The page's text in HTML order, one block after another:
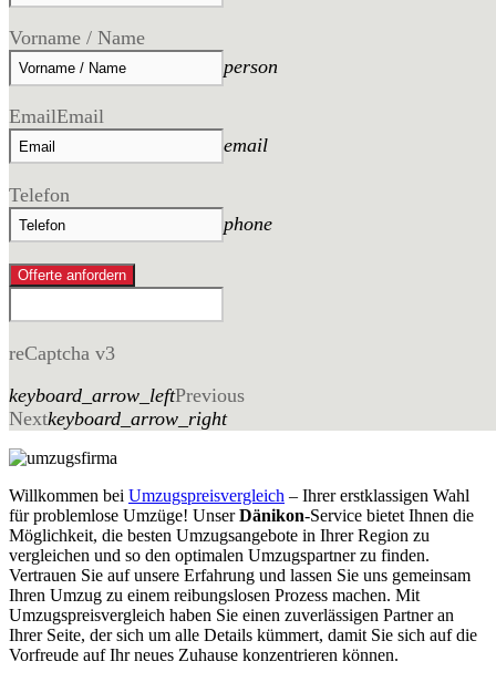
Vorname / Name
person
EmailEmail
email
Telefon
phone
Offerte anfordern
reCaptcha v3
keyboard_arrow_leftPrevious
Nextkeyboard_arrow_right
Willkommen bei Umzugspreisvergleich – Ihrer erstklassigen Wahl
für problemlose Umzüge! UnserDänikon-Service bietet Ihnen die
Möglichkeit, die besten Umzugsangebote in Ihrer Region zu
vergleichen und so den optimalen Umzugspartner zu finden.
Vertrauen Sie auf unsere Erfahrung und lassen Sie uns gemeinsam
Ihren Umzug zu einem reibungslosen Prozess machen. Mit
Umzugspreisvergleich haben Sie einen zuverlässigen Partner an
Ihrer Seite, der sich um alle Details kümmert, damit Sie sich auf die
Vorfreude auf Ihr neues Zuhause konzentrieren können.